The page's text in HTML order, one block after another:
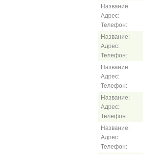
Название:
Адрес:
Телефон:
Название:
Адрес:
Телефон:
Название:
Адрес:
Телефон:
Название:
Адрес:
Телефон:
Название:
Адрес:
Телефон: